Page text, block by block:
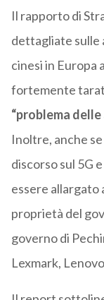
Il rapporto di
dettagliate sulle
cinesi in Europa
fortemente
“problema
Inoltre, anche
discorso sul 5G
essere allargato
proprietà del
governo di
Lexmark,